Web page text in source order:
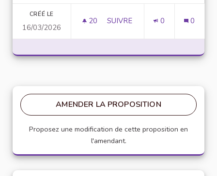
CRÉÉ LE
16/03/2026
20 20 ABONNÉS
SUIVRE 0 0
AMENDER LA PROPOSITION
Proposez une modification de cette proposition en
l'amendant.